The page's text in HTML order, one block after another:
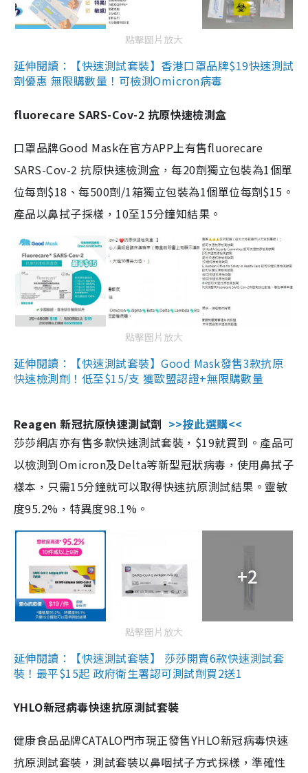
點擊圖片放大
延伸閱讀：【快速測試套裝】香港口罩品牌$19快速測試
劑優惠 無限購數量！可檢測Omicron病毒
fluorecare SARS-Cov-2 抗原快速檢測盒
口罩品牌Good Mask在官方APP上有售fluorecare
SARS-Cov-2 抗原快速檢測盒，每20劑獨立包裝為1個單
位每劑$18、每500劑/1箱獨立包裝為1個單位每劑$15。
產品以鼻拭子採樣，10至15分鐘知結果。
點擊圖片放大
延伸閱讀：【快速測試套裝】Good Mask發售3款抗原
快速檢測劑！低至$15/支 獲歐盟認證+無限購數量
Reagen 新冠抗原快速測試劑 >>按此選購<<
莎莎網店亦有售多款快速測試套裝，$19就買到。產品可
以檢測到Omicron及Delta等新型冠狀病毒，使用鼻拭子
樣本，只需15分鐘就可以取得快速抗原測試結果。靈敏
度95.2%，特異度98.1%。
+2
點擊圖片放大
延伸閱讀：【快速測試套裝】 莎莎開賣6款快速測試套
裝！最平$15起 政府衛生署認可測試劑買2送1
YHLO新冠病毒快速抗原測試套裝
健康食品品牌CATALO門市現正發售YHLO新冠病毒快速
抗原測試套裝，測試套裝以鼻咽拭子方式採樣，準確性